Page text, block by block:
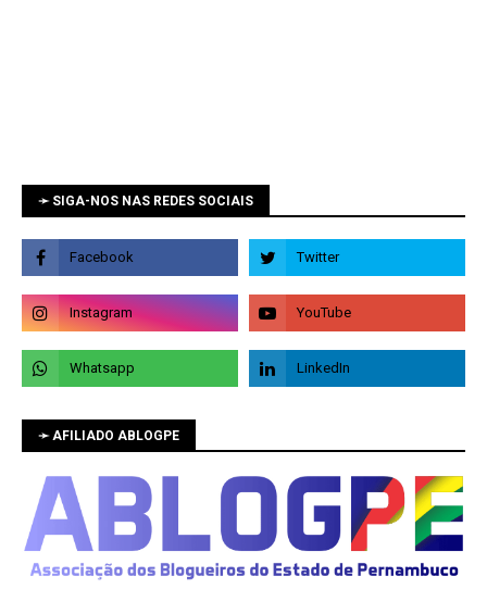
➛ SIGA-NOS NAS REDES SOCIAIS
➛ AFILIADO ABLOGPE